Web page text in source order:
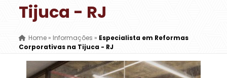
Tijuca - RJ
Home»Informações » Especialista em Reformas
Corporativas na Tijuca - RJ